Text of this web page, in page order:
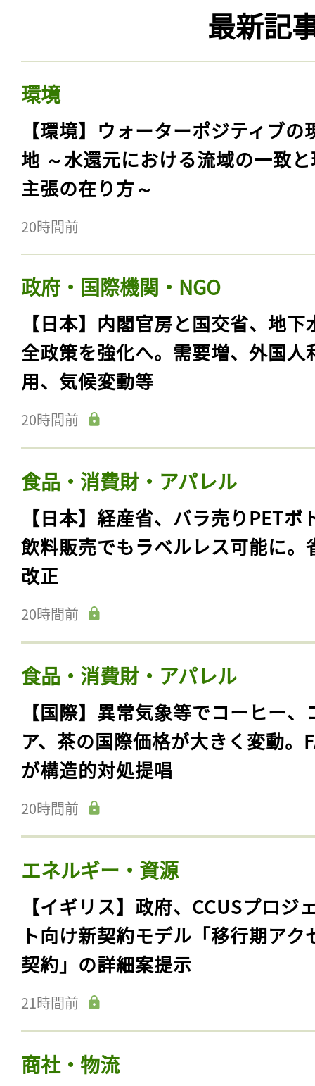
最新記
環境
【環境】ウォーターポジティブの
地 ～水還元における流域の一致
主張の在り方～
20時間前
政府・国際機関・NGO
【日本】内閣官房と国交省、地下
全政策を強化へ。需要増、外国人
用、気候変動等
20時間前
食品・消費財・アパレル
【日本】経産省、バラ売りPETボ
飲料販売でもラベルレス可能に。
改正
20時間前
食品・消費財・アパレル
【国際】異常気象等でコーヒー、
ア、茶の国際価格が大きく変動。
が構造的対処提唱
20時間前
エネルギー・資源
【イギリス】政府、CCUSプロジ
ト向け新契約モデル「移行期アク
契約」の詳細案提示
21時間前
商社・物流